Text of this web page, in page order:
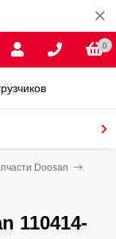
0
Doosan
110414-